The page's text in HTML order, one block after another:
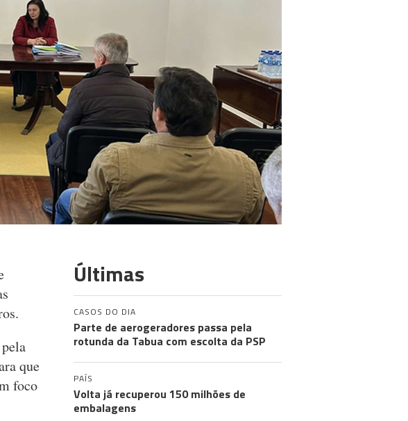
que
foco
Últimas
CASOS DO DIA
Parte de aerogeradores passa pela
rotunda da Tabua com escolta da PSP
PAÍS
Volta já recuperou 150 milhões de
embalagens